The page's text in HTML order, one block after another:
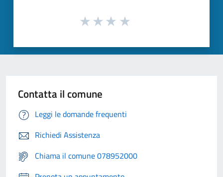
Contatta il comune
Leggi le domande frequenti
Richiedi Assistenza
Chiama il comune 078952000